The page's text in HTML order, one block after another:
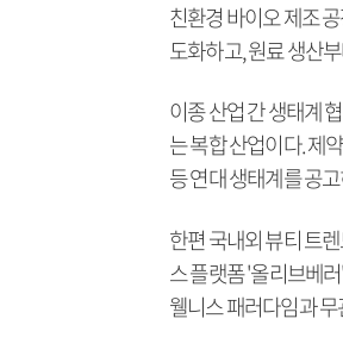
친환경 바이오 제조
도화하고, 원료 생산
이종 산업 간 생태계
는 복합 산업이다. 제
등 연대 생태계를 공
한편 국내외 뷰티 트
스 플랫폼 '올리브베
웰니스 패러다임과